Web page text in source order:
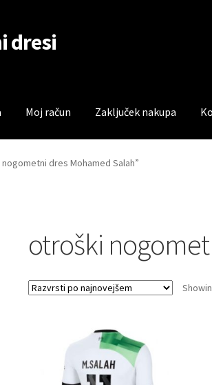
dresi
Moj račun Zaključek nakupa
Moj račun Trgovina Zaključek nakupa
dres Mohamed Salah”
otroški